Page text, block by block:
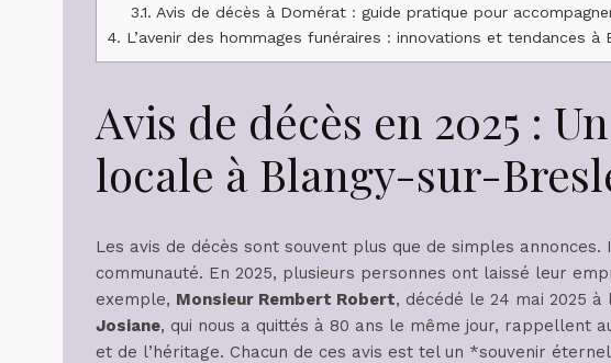
3.1. Avis de décès à Domérat : guide pratique pour
4. L’avenir des hommages funéraires : innovations et tendances à
Avis de décès en 2025 :
locale à Blangy-sur-
Les avis de décès sont souvent plus que de simples
communauté. En 2025, plusieurs personnes ont laissé leur
exemple, Monsieur Rembert Robert, décédé le 24 mai 2025 à
Josiane, qui nous a quittés à 80 ans le même jour, rappellent
et de l’héritage. Chacun de ces avis est tel un *souvenir